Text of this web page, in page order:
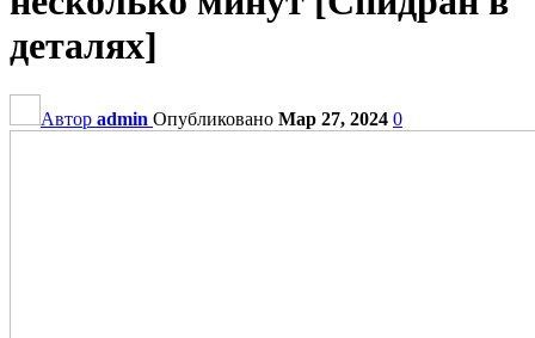
деталях]
Автор admin Опубликовано Мар 27, 2024 0